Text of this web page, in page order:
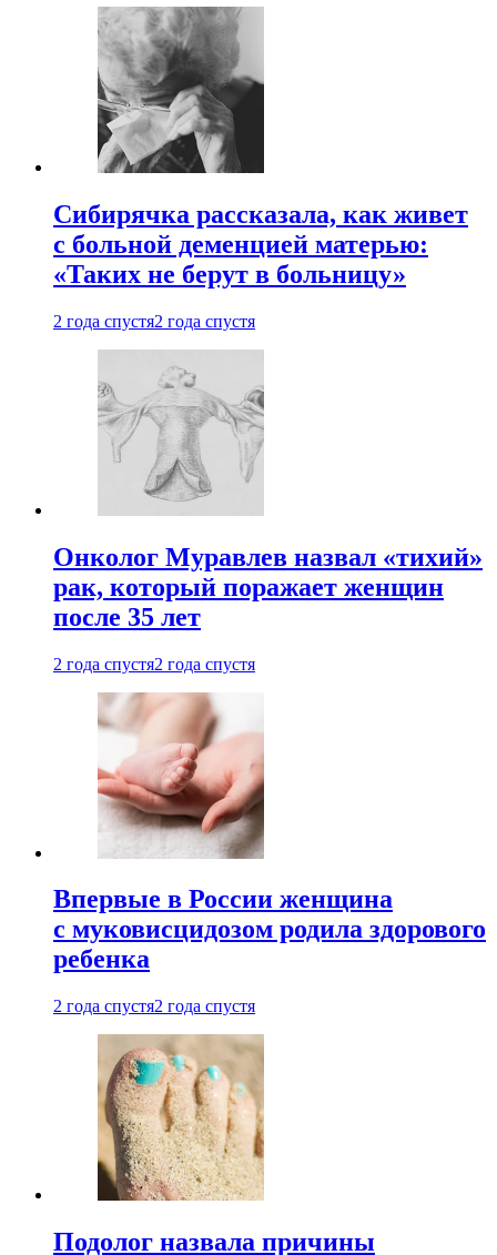
Сибирячка рассказала, как живет
с больной деменцией матерью:
«Таких не берут в больницу»
2 года спустя2 года спустя
Онколог Муравлев назвал «тихий»
рак, который поражает женщин
после 35 лет
2 года спустя2 года спустя
Впервые в России женщина
с муковисцидозом родила здорового
ребенка
2 года спустя2 года спустя
Подолог назвала причины